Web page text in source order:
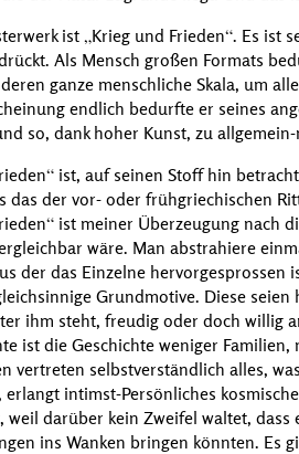
ist Krieg und Frieden . Es ist
Als Mensch großen Formats
ganze menschliche Skala, um
endlich bedurfte er seines
so, dank hoher Kunst, zu
ist, auf seinen Stoff hin
das der vor- oder frühgriechischen
ist meiner Überzeugung nach
wäre. Man abstrahiere
der das Einzelne hervorgesprossen
Grundmotive. Diese
ihm steht, freudig oder doch willig
ist die Geschichte weniger
vertreten selbstverständlich alles,
intimst-Persönliches
weil darüber kein Zweifel waltet,
ins Wanken bringen könnten. Es